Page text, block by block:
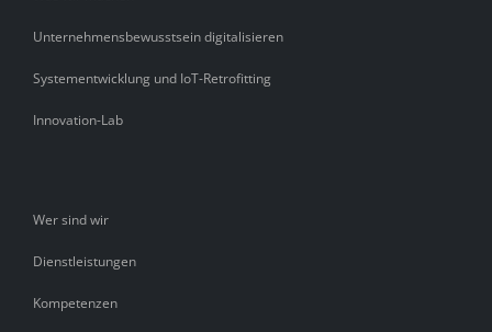
Unternehmensbewusstsein digitalisieren
Systementwicklung und IoT-Retrofitting
Innovation-Lab
Wer sind wir
Dienstleistungen
Kompetenzen